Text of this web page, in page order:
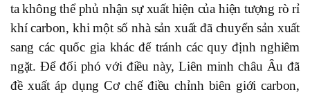
ta không thể phủ nhận sự xuất hiện của hiện tượng rò rỉ
khí carbon, khi một số nhà sản xuất đã chuyển sản xuất
sang các quốc gia khác để tránh các quy định nghiêm
ngặt. Để đối phó với điều này, Liên minh châu Âu đã
đề xuất áp dụng Cơ chế điều chỉnh biên giới carbon,